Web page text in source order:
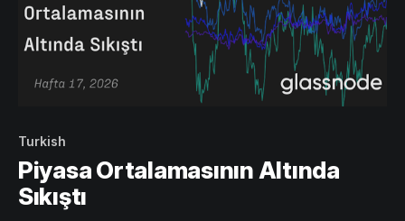
Turkish
Piyasa Ortalamasının Altında
Sıkıştı